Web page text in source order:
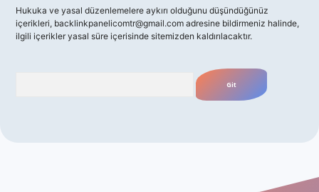
Hukuka ve yasal düzenlemelere aykırı olduğunu düşündüğünüz
içerikleri, backlinkpanelicomtr@gmail.com adresine bildirmeniz halinde,
ilgili içerikler yasal süre içerisinde sitemizden kaldırılacaktır.